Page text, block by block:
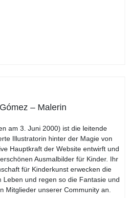
– Malerin
am 3. Juni 2000) ist die leitende
Illustratorin hinter der Magie von
Hauptkraft der Website entwirft und
Ausmalbilder für Kinder. Ihr
für Kinderkunst erwecken die
Leben und regen so die Fantasie und
Mitglieder unserer Community an.